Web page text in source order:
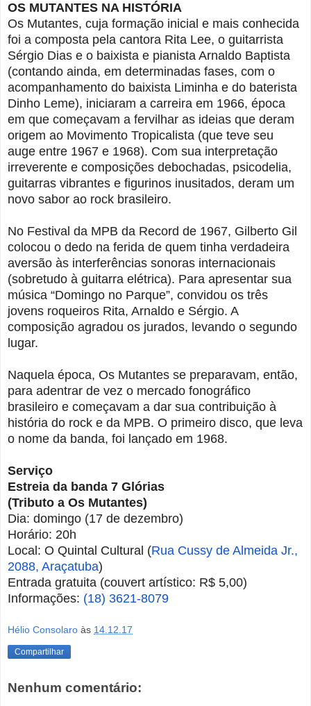
OS MUTANTES NA HISTÓRIA
Os Mutantes, cuja formação inicial e mais conhecida
foi a composta pela cantora Rita Lee, o guitarrista
Sérgio Dias e o baixista e pianista Arnaldo Baptista
(contando ainda, em determinadas fases, com o
acompanhamento do baixista Liminha e do baterista
Dinho Leme), iniciaram a carreira em 1966, época
em que começavam a fervilhar as ideias que deram
origem ao Movimento Tropicalista (que teve seu
auge entre 1967 e 1968). Com sua interpretação
irreverente e composições debochadas, psicodelia,
guitarras vibrantes e figurinos inusitados, deram um
novo sabor ao rock brasileiro.
No Festival da MPB da Record de 1967, Gilberto Gil
colocou o dedo na ferida de quem tinha verdadeira
aversão às interferências sonoras internacionais
(sobretudo à guitarra elétrica). Para apresentar sua
música “Domingo no Parque”, convidou os três
jovens roqueiros Rita, Arnaldo e Sérgio. A
composição agradou os jurados, levando o segundo
lugar.
Naquela época, Os Mutantes se preparavam, então,
para adentrar de vez o mercado fonográfico
brasileiro e começavam a dar sua contribuição à
história do rock e da MPB. O primeiro disco, que leva
o nome da banda, foi lançado em 1968.
Serviço
Estreia da banda 7 Glórias
(Tributo a Os Mutantes)
Dia: domingo (17 de dezembro)
Horário: 20h
Local: O Quintal Cultural (Rua Cussy de Almeida Jr.,
2088, Araçatuba)
Entrada gratuita (couvert artístico: R$ 5,00)
Informações: (18) 3621-8079
Hélio Consolaro às 14.12.17
Compartilhar
Nenhum comentário: